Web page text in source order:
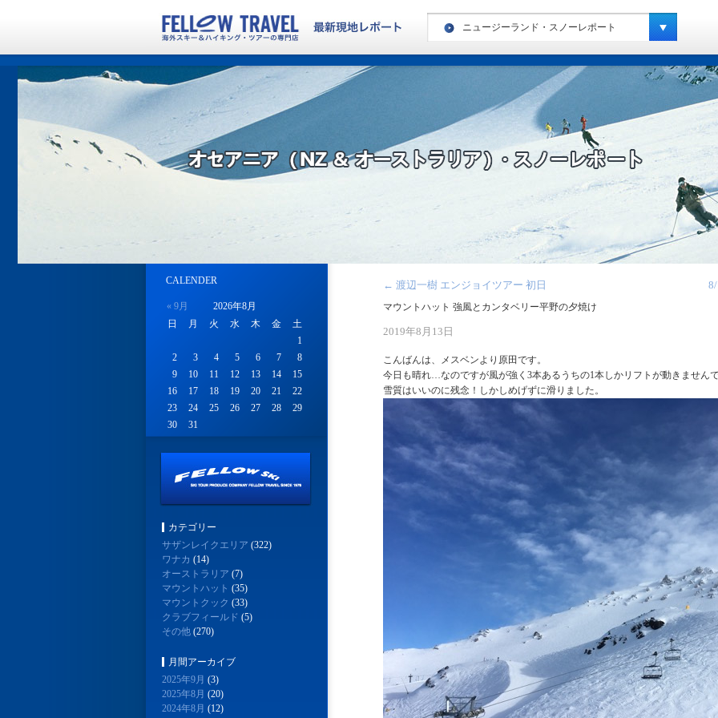
ニュージーランド・スノーレポート
ヨーロッパ・ハイキングレポート
カナダ・ハイキングレポート
ヨーロッパ・スノーレポート
カナダ・スノーレポート
アメリカ・スノーレポート
スペシャルキャンプ・スノーレポート
ニュージーランド・スノーレポート
南米・スノーレポート
キッズキャンプ・レポート
← 渡辺一樹 エンジョイツアー 初日
マウントハット 強風とカンタベリー平野の夕焼け
2019年8月13日
こんばんは、メスベンより原田です。
今日も晴れ…なのですが風が強く3本あるうちの1本しかリフトが動きません
雪質はいいのに残念！しかしめげずに滑りました。
CALENDER
2026年8月
日
月 火 水 木 金 土
« 9月
1
2
3 4 5 6 7
8
9
10 11 12 13 14
15
16
17 18 19 20 21
22
23
24 25 26 27 28
29
30
31
カテゴリー
サザンレイクエリア (322)
ワナカ (14)
オーストラリア (7)
マウントハット (35)
マウントクック (33)
クラブフィールド (5)
その他 (270)
月間アーカイブ
2025年9月 (3)
2025年8月 (20)
2024年8月 (12)